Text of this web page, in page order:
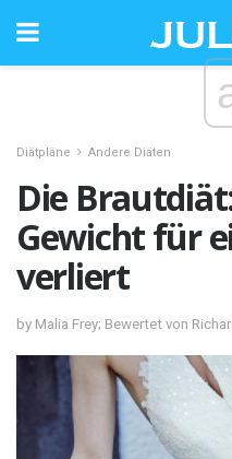
Diätpläne Andere Diäten
Die
Gewicht für
verliert
by Malia Frey; Bewertet von